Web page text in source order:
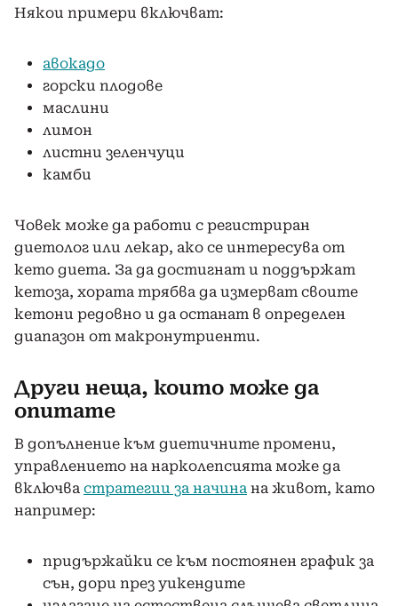
Някои примери включват:
авокадо
горски плодове
маслини
лимон
листни зеленчуци
камби
Човек може да работи с регистриран
диетолог или лекар, ако се интересува от
кето диета. За да достигнат и поддържат
кетоза, хората трябва да измерват своите
кетони редовно и да останат в определен
диапазон от макронутриенти.
Други неща, които може да
опитате
В допълнение към диетичните промени,
управлението на нарколепсията може да
включва стратегии за начина на живот, като
например:
придържайки се към постоянен график за
сън, дори през уикендите